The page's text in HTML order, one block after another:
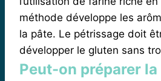
méthode développe les
la pâte. Le pétrissage doit
développer le gluten sans
Peut-on préparer la